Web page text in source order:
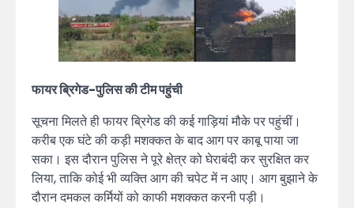
फायर ब्रिगेड-पुलिस की टीम पहुंची
सूचना मिलते ही फायर ब्रिगेड की कई गाड़ियां मौके पर पहुंचीं।
करीब एक घंटे की कड़ी मशक्कत के बाद आग पर काबू पाया जा
सका। इस दौरान पुलिस ने पूरे क्षेत्र को घेराबंदी कर सुरक्षित कर
लिया, ताकि कोई भी व्यक्ति आग की चपेट में न आए। आग बुझाने के
दौरान दमकल कर्मियों को काफी मशक्कत करनी पड़ी।